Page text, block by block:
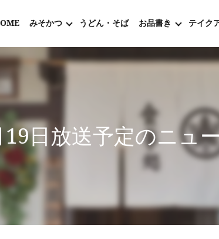
みそかつ うどん・そば お品書き テイク
日放送予定のニュ